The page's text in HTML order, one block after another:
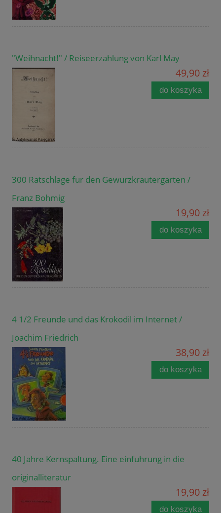
"Weihnacht!" / Reiseerzahlung von Karl May
49,90 zł
do koszyka
300 Ratschlage fur den Gewurzkrautergarten /
Franz Bohmig
19,90 zł
do koszyka
4 1/2 Freunde und das Krokodil im Internet /
Joachim Friedrich
38,90 zł
do koszyka
40 Jahre Kernspaltung. Eine einfuhrung in die
originalliteratur
19,90 zł
do koszyka